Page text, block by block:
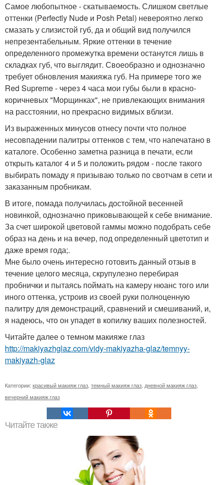
Самое любопытное - скатываемость. Слишком светлые
оттенки (Perfectly Nude и Posh Petal) невероятно легко
смазать у слизистой губ, да и общий вид получился
непрезентабельным. Яркие оттенки в течение
определенного промежутка времени останутся лишь в
складках губ, что выглядит. Своеобразно и однозначно
требует обновления макияжа губ. На примере того же
Red Supreme - через 4 часа мои губы были в красно-
коричневых "Морщинках", не привлекающих внимания
на расстоянии, но прекрасно видимых вблизи.
Из выраженных минусов отнесу почти что полное
несовпадении палитры оттенков с тем, что напечатано в
каталоге. Особенно заметна разница в печати, если
открыть каталог 4 и 5 и положить рядом - после такого
выбирать помаду я призываю только по свотчам в сети и
заказанным пробникам.
В итоге, помада получилась достойной весенней
новинкой, однозначно приковывающей к себе внимание.
За счет широкой цветовой гаммы можно подобрать себе
образ на день и на вечер, под определенный цветотип и
даже время года;.
Мне было очень интересно готовить данный отзыв в
течение целого месяца, скрупулезно перебирая
пробнички и пытаясь поймать на камеру нюанс того или
иного оттенка, устроив из своей руки полноценную
палитру для демонстраций, сравнений и смешиваний, и,
я надеюсь, что он упадет в копилку ваших полезностей.
Читайте далее о темном макияже глаз
http://makiyazhglaz.com/vidy-makiyazha-glaz/temnyy-
makiyazh-glaz
Категории: красивый макияж глаз темный макияж глаз дневной макияж глаз
вечерний макияж глаз
Читайте также